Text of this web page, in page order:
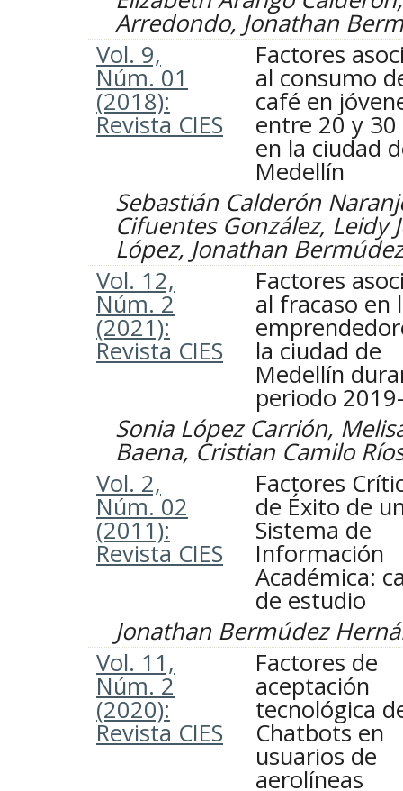
Arredondo, Jonathan
Vol. 9,
Núm. 01
(2018):
Revista CIES
Factores
al consumo
café en
entre 20 y 30
en la ciudad
Medellín
Sebastián Calderón
Cifuentes González, Leidy
López, Jonathan
Vol. 12,
Núm. 2
(2021):
Revista CIES
Factores
al fracaso en
la ciudad de
Medellín
periodo
Sonia López Carrión,
Baena, Cristian Camilo
Vol. 2,
Núm. 02
(2011):
Revista CIES
Factores
de Éxito de
Sistema de
Información
Académica:
de estudio
Jonathan Bermúdez
Vol. 11,
Núm. 2
(2020):
Revista CIES
Factores de
aceptación
tecnológica
Chatbots en
usuarios de
aerolíneas